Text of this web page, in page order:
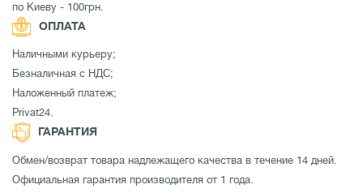
по Киеву - 100грн.
ОПЛАТА
Наличными курьеру;
Безналичная с НДС;
Наложенный платеж;
Privat24.
ГАРАНТИЯ
Обмен/возврат товара надлежащего качества в течение 14 дней.
Официальная гарантия производителя от 1 года.